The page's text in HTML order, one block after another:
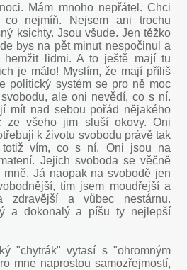
Mám mnoho nepřátel. Chci
nejmíň. Nejsem ani trochu
ksichty. Jsou všude. Jen těžko
bys na pět minut nespočinul a
hemžit lidmi. A to ještě mají tu
je málo! Myslím, že mají příliš
politický systém se pro ně moc
ale oni nevědí, co s ní.
mít nad sebou pořád nějakého
ze všeho jim sluší okovy. Oni
k životu svobodu právě tak
vím, co s ní. Oni jsou na
Jejich svoboda se věčně
Já naopak na svobodě jen
tím jsem moudřejší a
a vůbec nestárnu.
a dokonalý a píšu ty nejlepší
"chytrák" vytasí s "ohromným
mne naprostou samozřejmostí,